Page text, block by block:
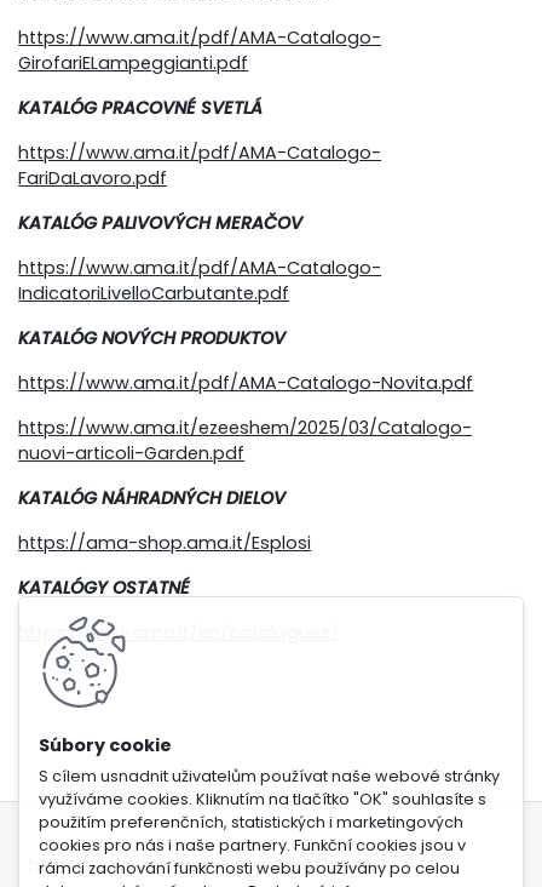
S cílem usnadnit uživatelům používat naše webové stránky
využíváme cookies. Kliknutím na tlačítko "OK" souhlasíte s
použitím preferenčních, statistických i marketingových
cookies pro nás i naše partnery. Funkční cookies jsou v
rámci zachování funkčnosti webu používány po celou
https://www.ama.it/pdf/AMA-Catalogo-
GirofariELampeggianti.pdf
KATALÓG PRACOVNÉ SVETLÁ
https://www.ama.it/pdf/AMA-Catalogo-
FariDaLavoro.pdf
KATALÓG PALIVOVÝCH MERAČOV
https://www.ama.it/pdf/AMA-Catalogo-
IndicatoriLivelloCarbutante.pdf
KATALÓG NOVÝCH PRODUKTOV
https://www.ama.it/pdf/AMA-Catalogo-Novita.pdf
https://www.ama.it/ezeeshem/2025/03/Catalogo-
nuovi-articoli-Garden.pdf
KATALÓG NÁHRADNÝCH DIELOV
https://ama-shop.ama.it/Esplosi
KATALÓGY OSTATNÉ
https://www.ama.it/en/catalogues/
https://www.facebook.com/profile.php?